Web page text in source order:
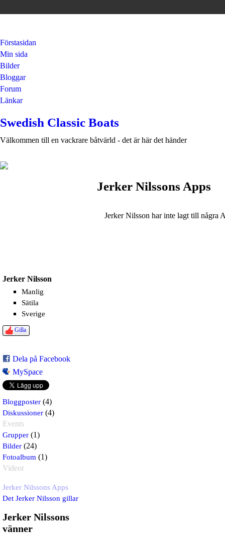
Förstasidan
Min sida
Bilder
Bloggar
Forum
Länkar
Swedish Classic Boats
Välkommen till en vackrare båtvärld - det är här det händer
Jerker Nilsson
Manlig
Sätila
Sverige
Gilla
Dela på Facebook
MySpace
Bloggposter (4)
Diskussioner (4)
Events
Grupper (1)
Bilder (24)
Fotoalbum (1)
Videor
Jerker Nilssons Apps
Det Jerker Nilsson gillar
Jerker Nilssons
vänner
Jerker Nilssons Apps
Jerker Nilsson har inte lagt till några